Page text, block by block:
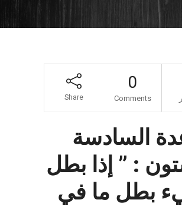
0
Comments
Share
السادسة
: ” إذا بطل
بطل ما في